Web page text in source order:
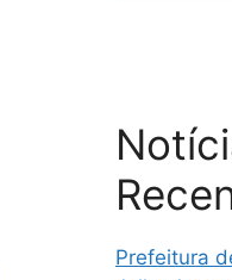
Prefeitura